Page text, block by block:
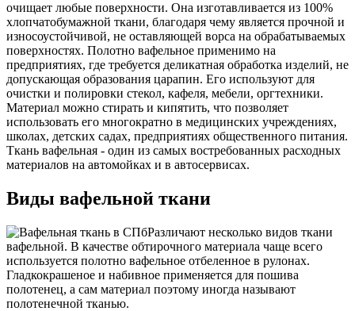
очищает любые поверхности. Она изготавливается из 100%
хлопчатобумажной ткани, благодаря чему является прочной и
износоустойчивой, не оставляющей ворса на обрабатываемых
поверхностях. Полотно вафельное применимо на
предприятиях, где требуется деликатная обработка изделий, не
допускающая образования царапин. Его используют для
очистки и полировки стекол, кафеля, мебели, оргтехники.
Материал можно стирать и кипятить, что позволяет
использовать его многократно в медицинских учреждениях,
школах, детских садах, предприятиях общественного питания.
Ткань вафельная - один из самых востребованных расходных
материалов на автомойках и в автосервисах.
Виды вафельной ткани
Различают несколько видов ткани
вафельной. В качестве обтирочного материала чаще всего
используется полотно вафельное отбеленное в рулонах.
Гладкокрашеное и набивное применяется для пошива
полотенец, а сам материал поэтому иногда называют
полотенечной тканью.